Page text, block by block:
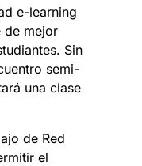
e-learning
de mejor
Sin
semi-
una clase
de Red
el